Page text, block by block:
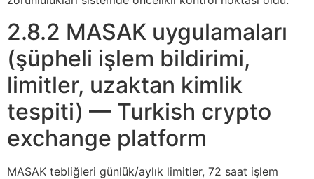
2.8.2 MASAK uygulamaları
(şüpheli işlem bildirimi,
limitler, uzaktan kimlik
tespiti) — Turkish crypto
exchange platform
MASAK tebliğleri günlük/aylık limitler, 72 saat işlem